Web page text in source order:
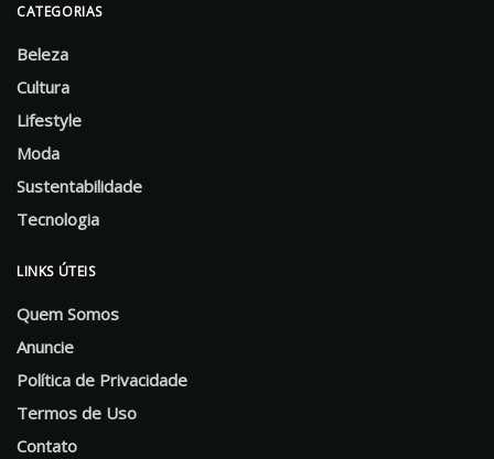
CATEGORIAS
Beleza
Cultura
Lifestyle
Moda
Sustentabilidade
Tecnologia
LINKS ÚTEIS
Quem Somos
Anuncie
Política de Privacidade
Termos de Uso
Contato